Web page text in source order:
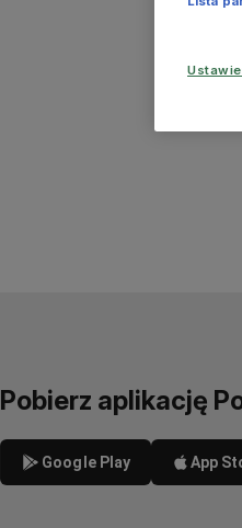
Pobierz aplikację
Google Play App